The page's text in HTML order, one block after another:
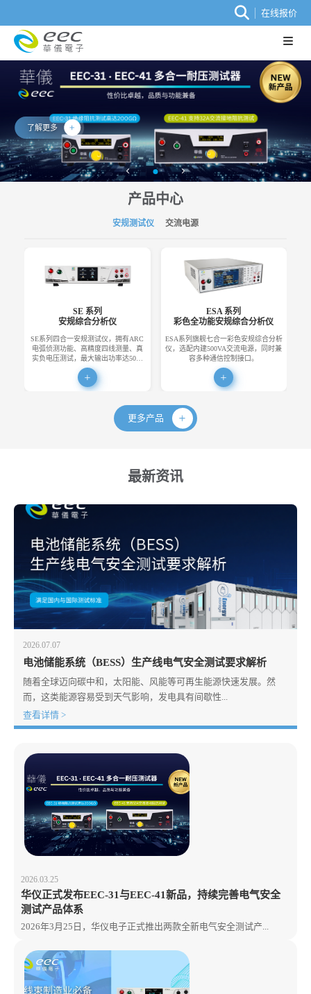
在线报价
了解更多
产品中心
安规测试仪 交流电源
SE 系列
安规综合分析仪
SE系列四合一安规测试仪，拥有ARC
电弧侦测功能、高精度四线测量、真
实负电压测试，最大输出功率达50…
ESA 系列
彩色全功能安规综合分析仪
ESA系列旗舰七合一彩色安规综合分析
仪，选配内建500VA交流电源，同时兼
容多种通信控制接口。
更多产品
最新资讯
2026.07.07
电池储能系统（BESS）生产线电气安全测试要求解析
随着全球迈向碳中和，太阳能、风能等可再生能源快速发展。然
而，这类能源容易受到天气影响，发电具有间歇性...
查看详情 >
2026.03.25
华仪正式发布EEC-31与EEC-41新品，持续完善电气安全
测试产品体系
2026年3月25日，华仪电子正式推出两款全新电气安全测试产...